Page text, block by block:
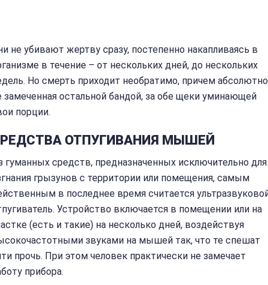
не убивают жертву сразу, постепенно накапливаясь в
в течение – от нескольких дней, до нескольких
Но смерть приходит необратимо, причем абсолютно
замеченная остальной бандой, за обе щеки уминающей
порции.
ОТПУГИВАНИЯ МЫШЕЙ
гуманных средств, предназначенных исключительно для
грызунов с территории или помещения, самым
в последнее время считается
Устройство включается в помещении или на
(есть и такие) на несколько дней, воздействуя
звуками на мышей так, что те спешат
прочь. При этом человек практически не замечает
прибора.